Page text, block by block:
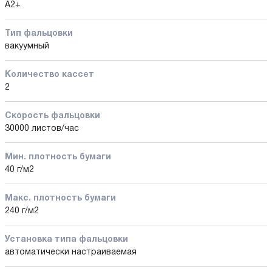
А2+
Тип фальцовки
вакуумный
Количество кассет
2
Скорость фальцовки
30000 листов/час
Мин. плотность бумаги
40 г/м2
Макс. плотность бумаги
240 г/м2
Установка типа фальцовки
автоматически настраиваемая